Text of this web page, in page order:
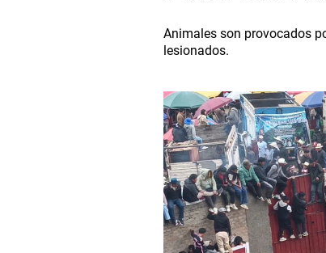
Animales son provocados
lesionados.